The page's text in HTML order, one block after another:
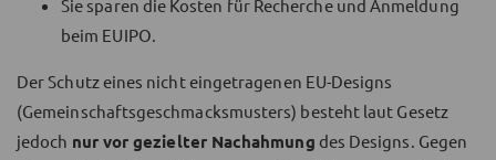
Sie sparen die Kosten für Recherche und Anmeldung
beim EUIPO.
Der Schutz eines nicht eingetragenen EU-Designs
(Gemeinschaftsgeschmacksmusters) besteht laut Gesetz
jedoch nur vor gezielter Nachahmung des Designs. Gegen